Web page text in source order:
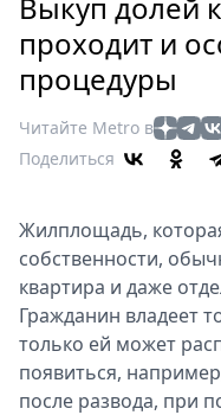
Россия
Мир
Здоровье
Еда
Туризм
Театр
Кино
Афиша
Книги
Выставки
Пресс-
проходит и
процедуры
Читайте Metro в
Поделиться
Жилплощадь,
собственности,
квартира и даже
Гражданин владеет
только ей может
появиться,
после развода, при